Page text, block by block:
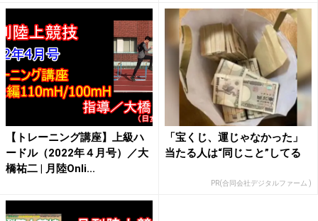
【トレーニング講座】上級ハ
ードル（2022年４月号）／大
橋祐二 | 月陸Onli...
「宝くじ、運じゃなかった」
当たる人は“同じこと”してる
PR(合同会社デジタルファーム )